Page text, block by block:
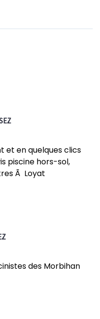
en quelques clics
piscine hors-sol,
Ã Loyat
des Morbihan